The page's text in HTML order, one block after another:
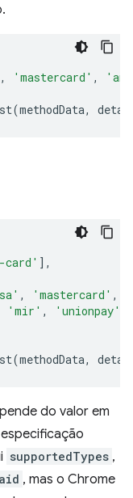
, 'mastercard' ,
(methodData,
card' ],
, 'mastercard' ,
'mir' , 'unionpay'
(methodData,
do valor em
supportedTypes ,
, mas o Chrome